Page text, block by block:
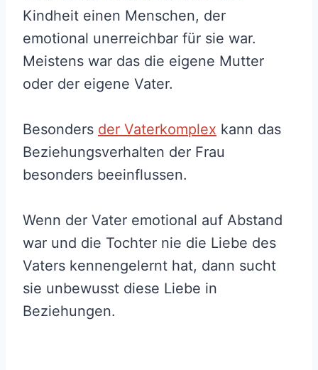
Kindheit einen Menschen, der
emotional unerreichbar für sie war.
Meistens war das die eigene Mutter
oder der eigene Vater.
Besonders der Vaterkomplex kann das
Beziehungsverhalten der Frau
besonders beeinflussen.
Wenn der Vater emotional auf Abstand
war und die Tochter nie die Liebe des
Vaters kennengelernt hat, dann sucht
sie unbewusst diese Liebe in
Beziehungen.